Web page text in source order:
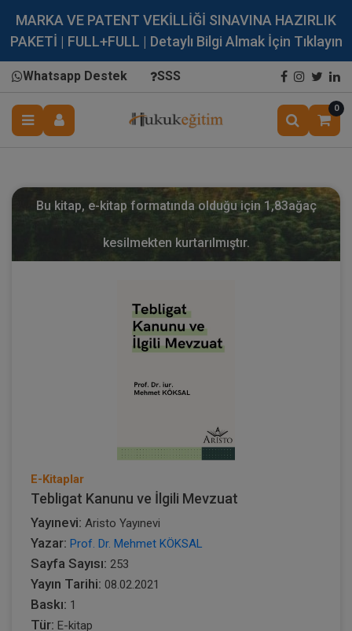
MARKA VE PATENT VEKİLLİĞİ SINAVINA HAZIRLIK
PAKETİ | FULL+FULL | Detaylı Bilgi Almak İçin Tıklayın
Whatsapp Destek SSS
0
Bu kitap, e-kitap formatında olduğu için 1,83ağaç
kesilmekten kurtarılmıştır.
E-Kitaplar
Tebligat Kanunu ve İlgili Mevzuat
Yayınevi: Aristo Yayınevi
Yazar: Prof. Dr. Mehmet KÖKSAL
Sayfa Sayısı: 253
Yayın Tarihi: 08.02.2021
Baskı: 1
Tür: E-kitap